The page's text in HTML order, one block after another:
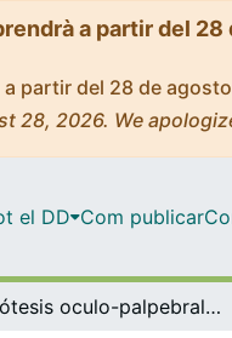
a partir del
partir del 28 de
28, 2026. We
el DD Com publicar
Prótesis oculo-palpebral: A propósito de un caso clínico